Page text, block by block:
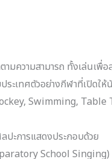
ามความสามารถ ทั้งเล่น
ประเทศตัวอย่างกีฬาที่เปิ
Swimming,
ะการแสดงประกอบด้วย
School Singing)